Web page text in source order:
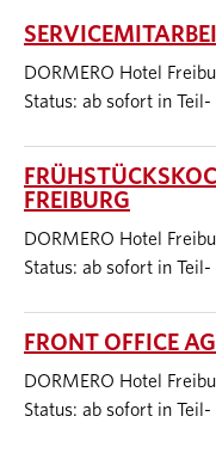
DORMERO Hotel
Status: ab sofort in
FREIBURG
DORMERO Hotel
Status: ab sofort in
FRONT OFFICE
DORMERO Hotel
Status: ab sofort in